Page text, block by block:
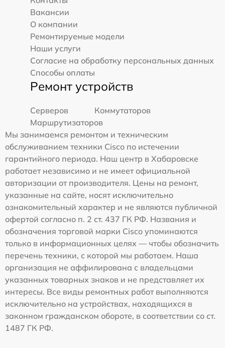
Вакансии
О компании
Ремонтируемые модели
Наши услуги
Согласие на обработку персональных данных
Способы оплаты
Ремонт устройств
Серверов
Коммутаторов
Маршрутизаторов
Мы занимаемся ремонтом и техническим
обслуживанием техники Cisco по истечении
гарантийного периода. Наш центр в Хабаровске
работает независимо и не имеет официальной
авторизации от производителя. Цены на ремонт,
указанные на сайте, носят исключительно
ознакомительный характер и не являются публичной
офертой согласно п. 2 ст. 437 ГК РФ. Названия и
обозначения торговой марки Cisco упоминаются
только в информационных целях — чтобы обозначить
перечень техники, с которой мы работаем. Наша
организация не аффилирована с владельцами
указанных товарных знаков и не представляет их
интересы. Все виды ремонтных работ выполняются
исключительно на устройствах, находящихся в
законном гражданском обороте, в соответствии со ст.
1487 ГК РФ.